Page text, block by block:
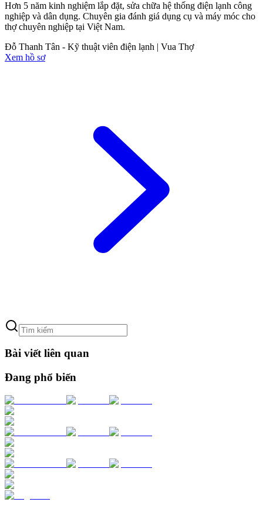
Hơn 5 năm kinh nghiệm lắp đặt, sửa chữa hệ thống điện lạnh công
nghiệp và dân dụng. Chuyên gia đánh giá dụng cụ và máy móc cho
thợ chuyên nghiệp tại Việt Nam.
Đỗ Thanh Tân - Kỹ thuật viên điện lạnh | Vua Thợ
Xem hồ sơ
Bài viết liên quan
Đang phổ biến